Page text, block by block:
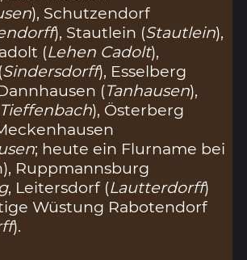
), Schutzendorf
), Stautlein (Stautlein),
(Lehen Cadolt),
Sindersdorff), Esselberg
(Tanhausen),
Tieffenbach), Österberg
; heute ein Flurname bei
Ruppmannsburg
, Leitersdorf (Lautterdorff)
Wüstung Rabotendorf
).